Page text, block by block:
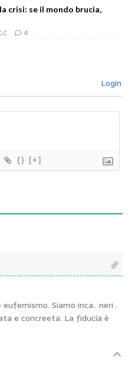
crisi: se il mondo brucia,
4
Login
{} [+]
Siamo inca.. neri .
e concreeta. La fiducia è